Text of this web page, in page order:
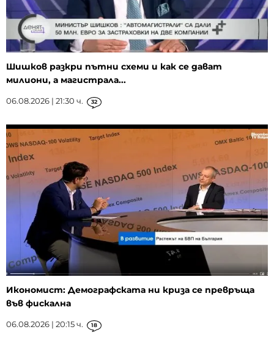
Шишков разкри пътни схеми и как се дават
милиони, а магистрала...
06.08.2026 | 21:30 ч. 32
Икономист: Демографската ни криза се превръща
във фискална
06.08.2026 | 20:15 ч. 18